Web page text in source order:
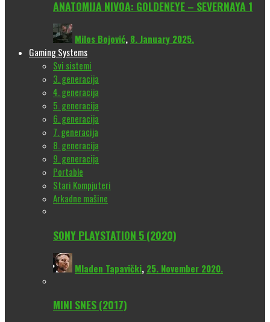
ANATOMIJA NIVOA: GOLDENEYE – SEVERNAYA 1
Milos Bojović, 8. January 2025.
Gaming Systems
Svi sistemi
3. generacija
4. generacija
5. generacija
6. generacija
7. generacija
8. generacija
9. generacija
Portable
Stari Kompjuteri
Arkadne mašine
SONY PLAYSTATION 5 (2020)
Mladen Tapavički, 25. November 2020.
MINI SNES (2017)